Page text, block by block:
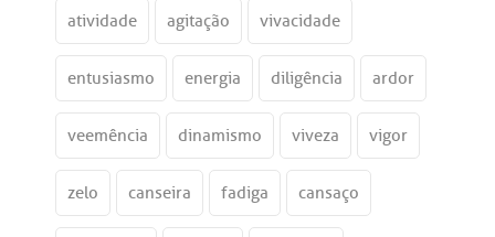
atividade agitação vivacidade
entusiasmo energia diligência ardor
veemência dinamismo viveza vigor
zelo canseira fadiga cansaço